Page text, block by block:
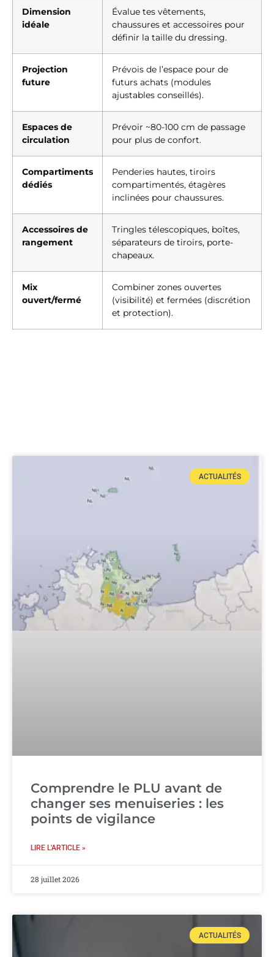
Dimension
idéale
Évalue tes vêtements,
chaussures et accessoires pour
définir la taille du dressing.
Projection
future
Prévois de l’espace pour de
futurs achats (modules
ajustables conseillés).
Espaces de
circulation
Prévoir ~80-100 cm de passage
pour plus de confort.
Compartiments
dédiés
Penderies hautes, tiroirs
compartimentés, étagères
inclinées pour chaussures.
Accessoires de
rangement
Tringles télescopiques, boîtes,
séparateurs de tiroirs, porte-
chapeaux.
Mix
ouvert/fermé
Combiner zones ouvertes
(visibilité) et fermées (discrétion
et protection).
ACTUALITÉS
Comprendre le PLU avant de
changer ses menuiseries : les
points de vigilance
LIRE L'ARTICLE »
28 juillet 2026
ACTUALITÉS